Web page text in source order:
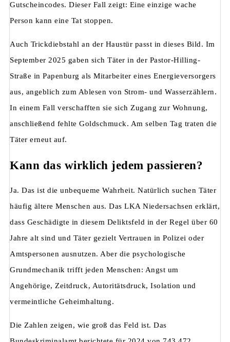
Gutscheincodes. Dieser Fall zeigt: Eine einzige wache
Person kann eine Tat stoppen.
Auch Trickdiebstahl an der Haustür passt in dieses Bild. Im
September 2025 gaben sich Täter in der Pastor-Hilling-
Straße in Papenburg als Mitarbeiter eines Energieversorgers
aus, angeblich zum Ablesen von Strom- und Wasserzählern.
In einem Fall verschafften sie sich Zugang zur Wohnung,
anschließend fehlte Goldschmuck. Am selben Tag traten die
Täter erneut auf.
Kann das wirklich jedem passieren?
Ja. Das ist die unbequeme Wahrheit. Natürlich suchen Täter
häufig ältere Menschen aus. Das LKA Niedersachsen erklärt,
dass Geschädigte in diesem Deliktsfeld in der Regel über 60
Jahre alt sind und Täter gezielt Vertrauen in Polizei oder
Amtspersonen ausnutzen. Aber die psychologische
Grundmechanik trifft jeden Menschen: Angst um
Angehörige, Zeitdruck, Autoritätsdruck, Isolation und
vermeintliche Geheimhaltung.
Die Zahlen zeigen, wie groß das Feld ist. Das